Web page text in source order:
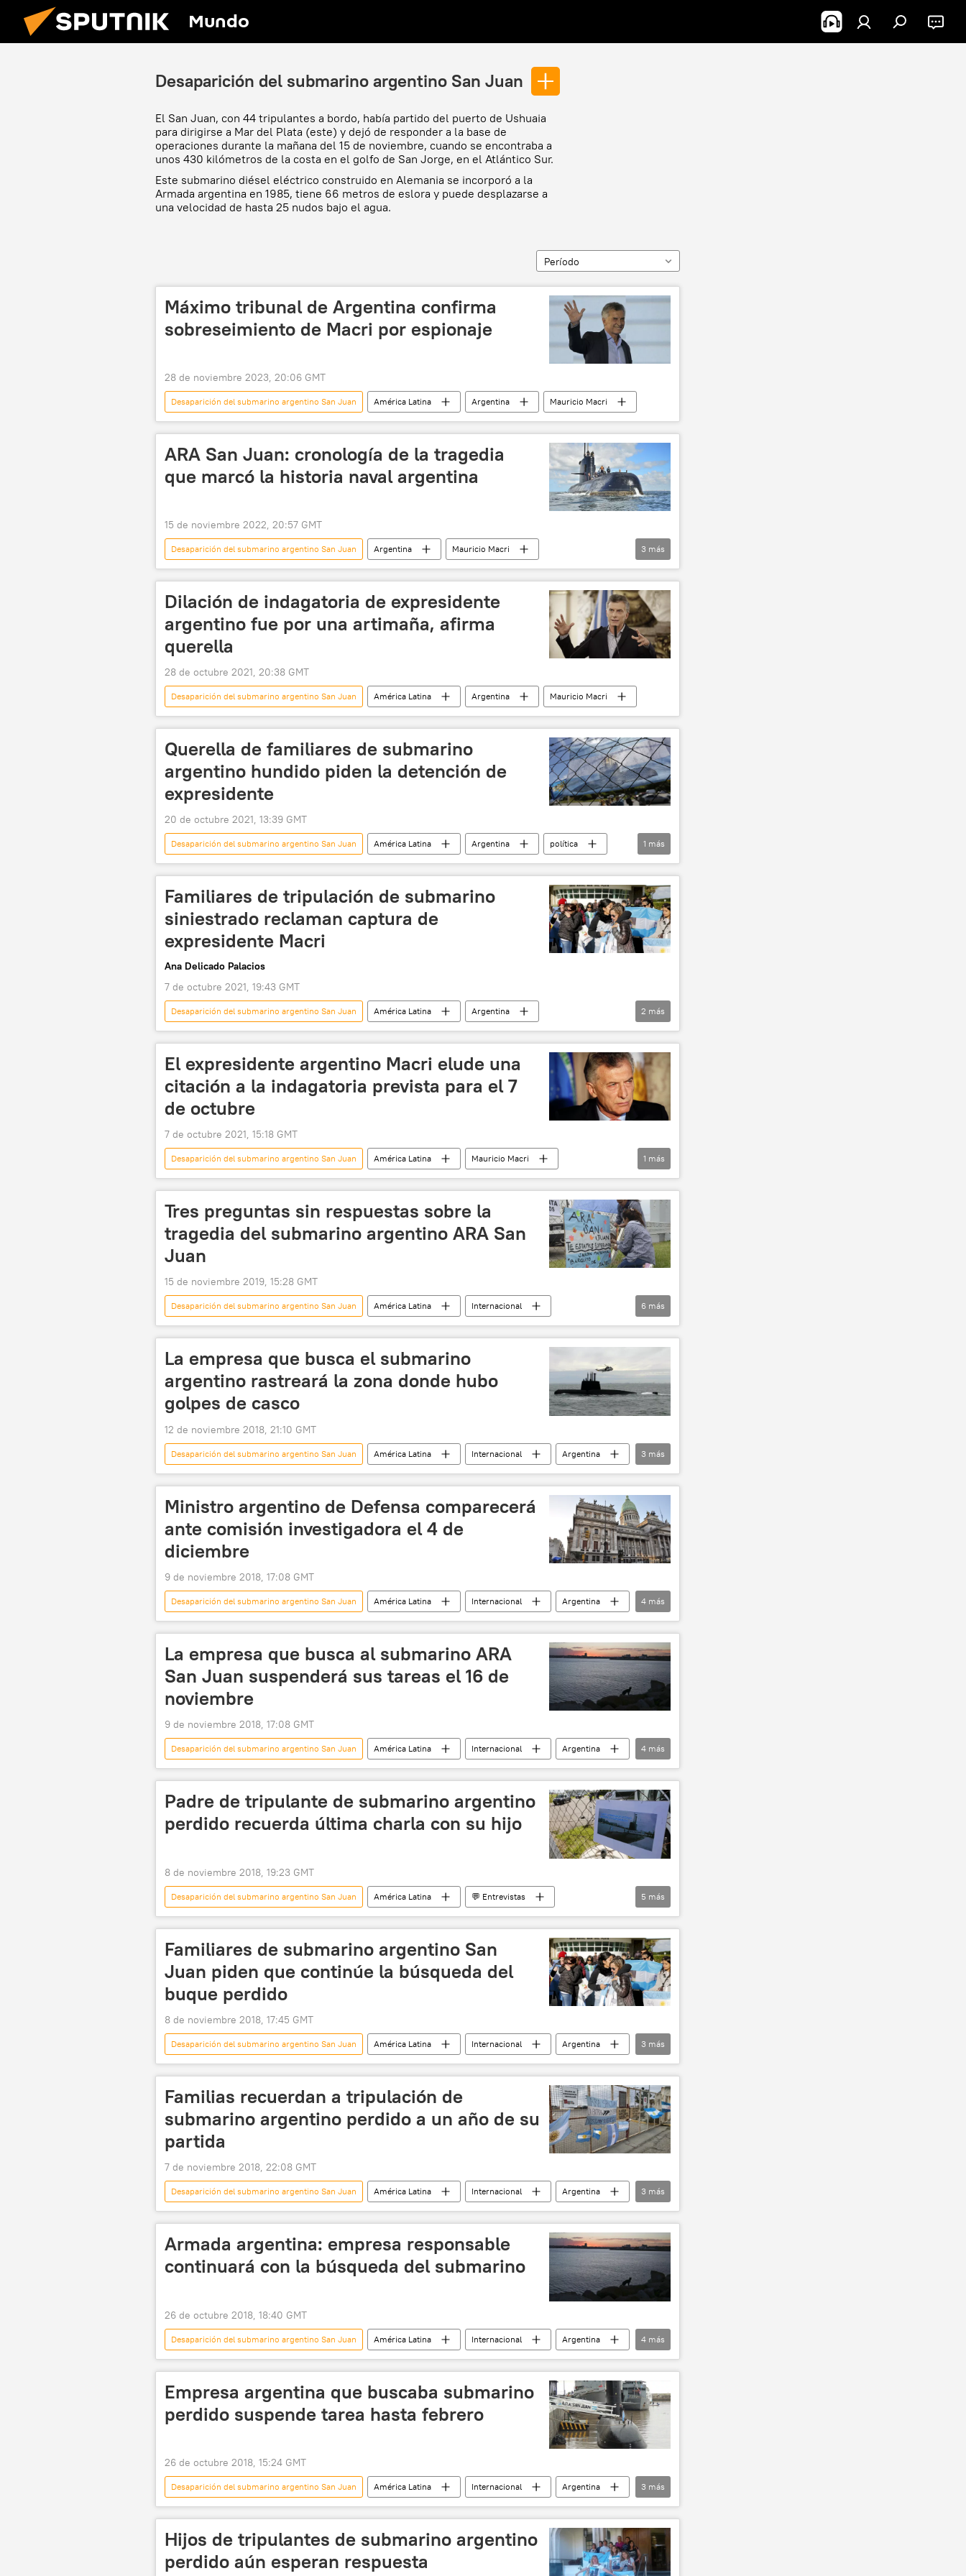
Mundo
Desaparición del submarino argentino San Juan
El San Juan, con 44 tripulantes a bordo, había partido del puerto de Ushuaia
para dirigirse a Mar del Plata (este) y dejó de responder a la base de
operaciones durante la mañana del 15 de noviembre, cuando se encontraba a
unos 430 kilómetros de la costa en el golfo de San Jorge, en el Atlántico Sur.
Este submarino diésel eléctrico construido en Alemania se incorporó a la
Armada argentina en 1985, tiene 66 metros de eslora y puede desplazarse a
una velocidad de hasta 25 nudos bajo el agua.
Período
Máximo tribunal de Argentina confirma
sobreseimiento de Macri por espionaje
28 de noviembre 2023, 20:06 GMT
Desaparición del submarino argentino San Juan América Latina Argentina Mauricio Macri
ARA San Juan: cronología de la tragedia
que marcó la historia naval argentina
15 de noviembre 2022, 20:57 GMT
Desaparición del submarino argentino San Juan Argentina
Mauricio Macri
ARA San Juan (submarino)
🛡️ Fuerzas Armadas Sputnik Explica
3 más
Dilación de indagatoria de expresidente
argentino fue por una artimaña, afirma
querella
28 de octubre 2021, 20:38 GMT
Desaparición del submarino argentino San Juan América Latina Argentina Mauricio Macri
Querella de familiares de submarino
argentino hundido piden la detención de
expresidente
20 de octubre 2021, 13:39 GMT
Desaparición del submarino argentino San Juan América Latina Argentina
política
Mauricio Macri
1 más
Familiares de tripulación de submarino
siniestrado reclaman captura de
expresidente Macri
Ana Delicado Palacios
7 de octubre 2021, 19:43 GMT
Desaparición del submarino argentino San Juan América Latina
Argentina
Mauricio Macri
ARA San Juan (submarino) 💬 Entrevistas
2 más
El expresidente argentino Macri elude una
citación a la indagatoria prevista para el 7
de octubre
7 de octubre 2021, 15:18 GMT
Desaparición del submarino argentino San Juan América Latina
Mauricio Macri
espionaje
ARA San Juan (submarino)
1 más
Tres preguntas sin respuestas sobre la
tragedia del submarino argentino ARA San
Juan
15 de noviembre 2019, 15:28 GMT
Desaparición del submarino argentino San Juan América Latina
Internacional
ARA San Juan
Argentina tragedia océano
submarino Som
6 más
La empresa que busca el submarino
argentino rastreará la zona donde hubo
golpes de casco
12 de noviembre 2018, 21:10 GMT
Desaparición del submarino argentino San Juan América Latina Internacional
Argentina
ARA San Juan (submarino)
submarinos noticias
3 más
Ministro argentino de Defensa comparecerá
ante comisión investigadora el 4 de
diciembre
9 de noviembre 2018, 17:08 GMT
Desaparición del submarino argentino San Juan América Latina Internacional
Argentina
Oscar Aguad
Congreso de Argentina desaparición noticias
4 más
La empresa que busca al submarino ARA
San Juan suspenderá sus tareas el 16 de
noviembre
9 de noviembre 2018, 17:08 GMT
Desaparición del submarino argentino San Juan América Latina Internacional
Argentina
ARA San Juan (submarino)
desaparición submarinos noticias
4 más
Padre de tripulante de submarino argentino
perdido recuerda última charla con su hijo
8 de noviembre 2018, 19:23 GMT
Desaparición del submarino argentino San Juan América Latina
💬 Entrevistas
Internacional
💬 Opinión y Análisis Argentina
ARA San Juan (submarino)
5 más
Familiares de submarino argentino San
Juan piden que continúe la búsqueda del
buque perdido
8 de noviembre 2018, 17:45 GMT
Desaparición del submarino argentino San Juan América Latina Internacional
Argentina
ARA San Juan (submarino)
familiares noticias
3 más
Familias recuerdan a tripulación de
submarino argentino perdido a un año de su
partida
7 de noviembre 2018, 22:08 GMT
Desaparición del submarino argentino San Juan América Latina Internacional
Argentina
ARA San Juan (submarino)
submarinos noticias
3 más
Armada argentina: empresa responsable
continuará con la búsqueda del submarino
26 de octubre 2018, 18:40 GMT
Desaparición del submarino argentino San Juan América Latina Internacional
Argentina
ARA San Juan (submarino)
🏛️ Compañías submarinos noticias
4 más
Empresa argentina que buscaba submarino
perdido suspende tarea hasta febrero
26 de octubre 2018, 15:24 GMT
Desaparición del submarino argentino San Juan América Latina Internacional
Argentina
ARA San Juan (submarino)
suspensión noticias
3 más
Hijos de tripulantes de submarino argentino
perdido aún esperan respuesta